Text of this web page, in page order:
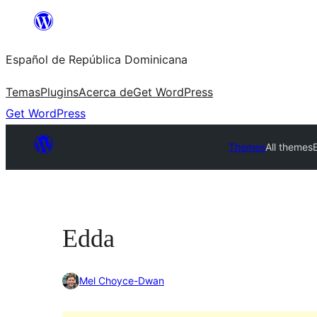
Saltar
contenido
Español de República Dominicana
TemasPluginsAcerca deGet WordPress
Get WordPress
ThemesAll themes
Edda
Mel Choyce-Dwan